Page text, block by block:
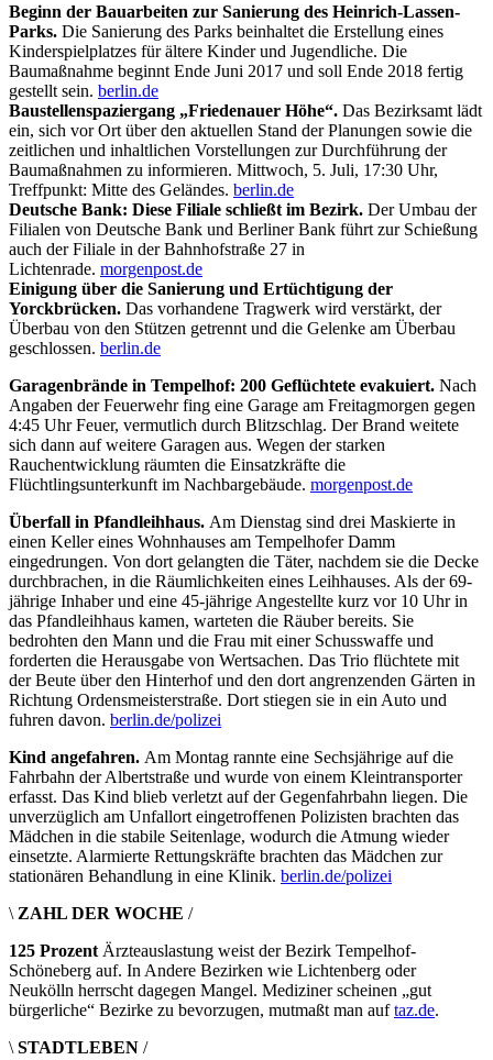
Beginn der Bauarbeiten zur Sanierung des Heinrich-Lassen-
Parks. Die Sanierung des Parks beinhaltet die Erstellung eines
Kinderspielplatzes für ältere Kinder und Jugendliche. Die
Baumaßnahme beginnt Ende Juni 2017 und soll Ende 2018 fertig
gestellt sein. berlin.de
Baustellenspaziergang „Friedenauer Höhe“. Das Bezirksamt lädt
ein, sich vor Ort über den aktuellen Stand der Planungen sowie die
zeitlichen und inhaltlichen Vorstellungen zur Durchführung der
Baumaßnahmen zu informieren. Mittwoch, 5. Juli, 17:30 Uhr,
Treffpunkt: Mitte des Geländes. berlin.de
Deutsche Bank: Diese Filiale schließt im Bezirk. Der Umbau der
Filialen von Deutsche Bank und Berliner Bank führt zur Schießung
auch der Filiale in der Bahnhofstraße 27 in
Lichtenrade. morgenpost.de
Einigung über die Sanierung und Ertüchtigung der
Yorckbrücken. Das vorhandene Tragwerk wird verstärkt, der
Überbau von den Stützen getrennt und die Gelenke am Überbau
geschlossen. berlin.de
Garagenbrände in Tempelhof: 200 Geflüchtete evakuiert. Nach
Angaben der Feuerwehr fing eine Garage am Freitagmorgen gegen
4:45 Uhr Feuer, vermutlich durch Blitzschlag. Der Brand weitete
sich dann auf weitere Garagen aus. Wegen der starken
Rauchentwicklung räumten die Einsatzkräfte die
Flüchtlingsunterkunft im Nachbargebäude. morgenpost.de
Überfall in Pfandleihhaus. Am Dienstag sind drei Maskierte in
einen Keller eines Wohnhauses am Tempelhofer Damm
eingedrungen. Von dort gelangten die Täter, nachdem sie die Decke
durchbrachen, in die Räumlichkeiten eines Leihhauses. Als der 69-
jährige Inhaber und eine 45-jährige Angestellte kurz vor 10 Uhr in
das Pfandleihhaus kamen, warteten die Räuber bereits. Sie
bedrohten den Mann und die Frau mit einer Schusswaffe und
forderten die Herausgabe von Wertsachen. Das Trio flüchtete mit
der Beute über den Hinterhof und den dort angrenzenden Gärten in
Richtung Ordensmeisterstraße. Dort stiegen sie in ein Auto und
fuhren davon. berlin.de/polizei
Kind angefahren. Am Montag rannte eine Sechsjährige auf die
Fahrbahn der Albertstraße und wurde von einem Kleintransporter
erfasst. Das Kind blieb verletzt auf der Gegenfahrbahn liegen. Die
unverzüglich am Unfallort eingetroffenen Polizisten brachten das
Mädchen in die stabile Seitenlage, wodurch die Atmung wieder
einsetzte. Alarmierte Rettungskräfte brachten das Mädchen zur
stationären Behandlung in eine Klinik. berlin.de/polizei
\ ZAHL DER WOCHE /
125 Prozent Ärzteauslastung weist der Bezirk Tempelhof-
Schöneberg auf. In Andere Bezirken wie Lichtenberg oder
Neukölln herrscht dagegen Mangel. Mediziner scheinen „gut
bürgerliche“ Bezirke zu bevorzugen, mutmaßt man auftaz.de.
\ STADTLEBEN /